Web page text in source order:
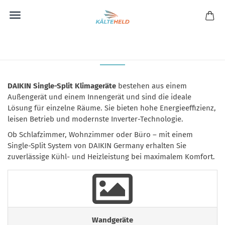
DAIKIN Single-Split Klimageräte bestehen aus einem
Außengerät und einem Innengerät und sind die ideale
Lösung für einzelne Räume. Sie bieten hohe Energieeffizienz,
leisen Betrieb und modernste Inverter-Technologie.
Ob Schlafzimmer, Wohnzimmer oder Büro – mit einem
Single-Split System von DAIKIN Germany erhalten Sie
zuverlässige Kühl- und Heizleistung bei maximalem Komfort.
Wandgeräte